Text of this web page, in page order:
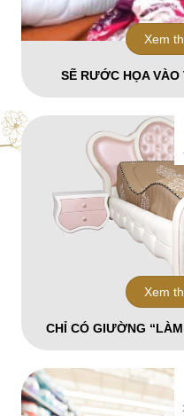
SẼ RƯỚC HỌA VÀO
Xem
CHỈ CÓ GIƯỜNG
Xem